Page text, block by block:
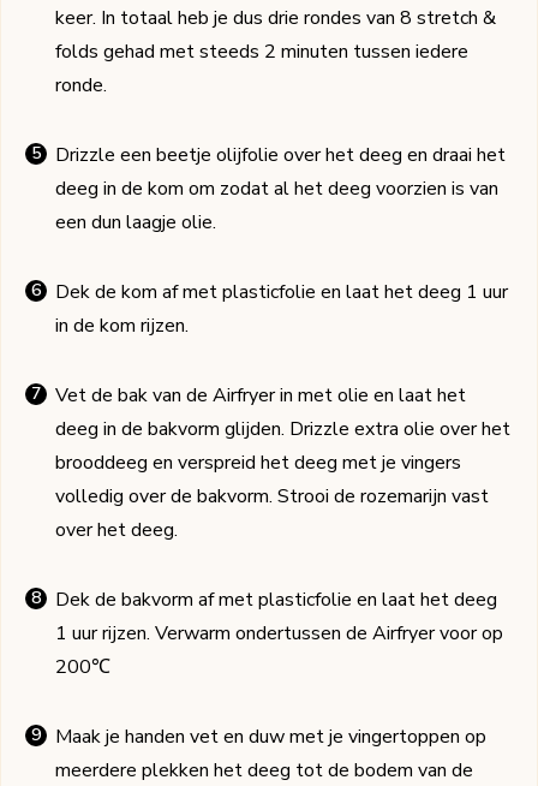
keer. In totaal heb je dus drie rondes van 8 stretch &
folds gehad met steeds 2 minuten tussen iedere
ronde.
Drizzle een beetje olijfolie over het deeg en draai het
deeg in de kom om zodat al het deeg voorzien is van
een dun laagje olie.
Dek de kom af met plasticfolie en laat het deeg 1 uur
in de kom rijzen.
Vet de bak van de Airfryer in met olie en laat het
deeg in de bakvorm glijden. Drizzle extra olie over het
brooddeeg en verspreid het deeg met je vingers
volledig over de bakvorm. Strooi de rozemarijn vast
over het deeg.
Dek de bakvorm af met plasticfolie en laat het deeg
1 uur rijzen. Verwarm ondertussen de Airfryer voor op
200℃
Maak je handen vet en duw met je vingertoppen op
meerdere plekken het deeg tot de bodem van de